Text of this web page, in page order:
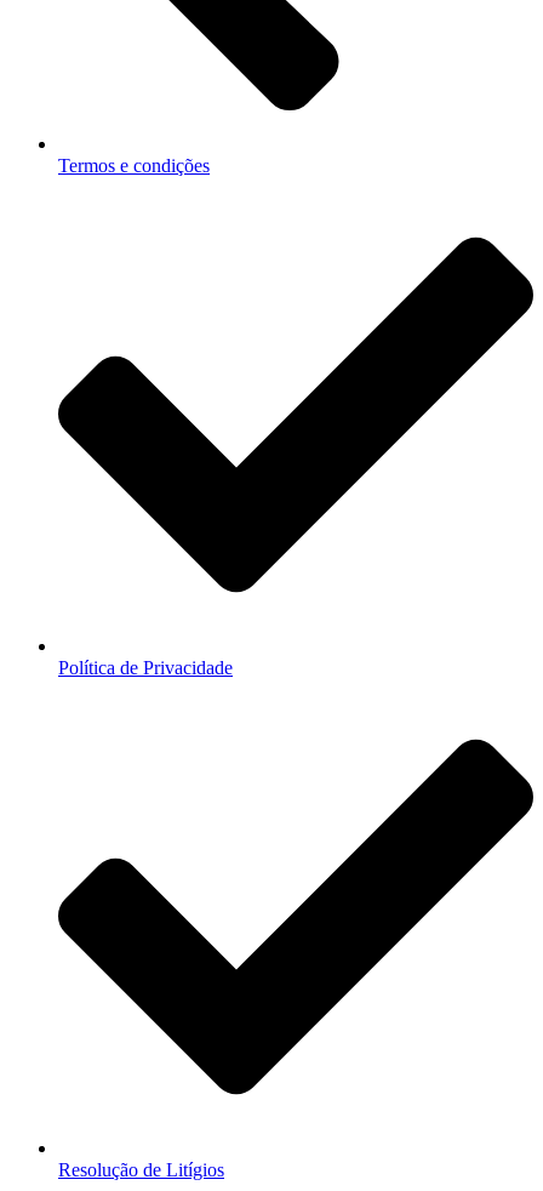
Termos e condições
Política de Privacidade
Resolução de Litígios